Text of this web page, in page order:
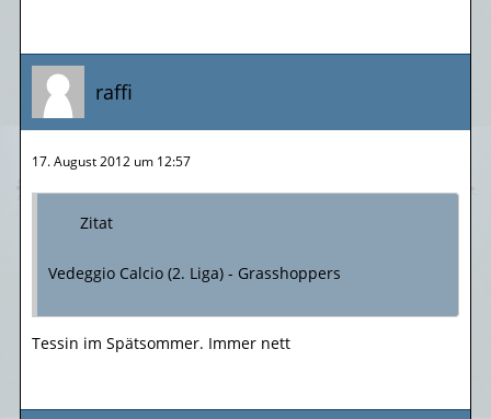
raffi
17. August 2012 um 12:57
Zitat
Vedeggio Calcio (2. Liga) - Grasshoppers
Tessin im Spätsommer. Immer nett